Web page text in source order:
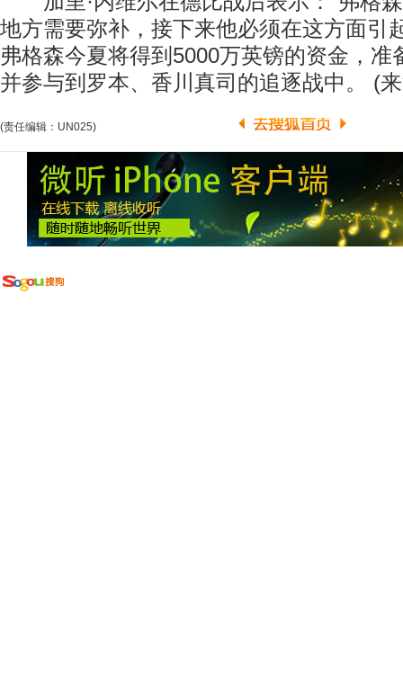
地方需要弥补，接下来他必须在这方面引
弗格森今夏将得到5000万英镑的资金，准
并参与到罗本、香川真司的追逐战中。 (
(责任编辑：UN025)